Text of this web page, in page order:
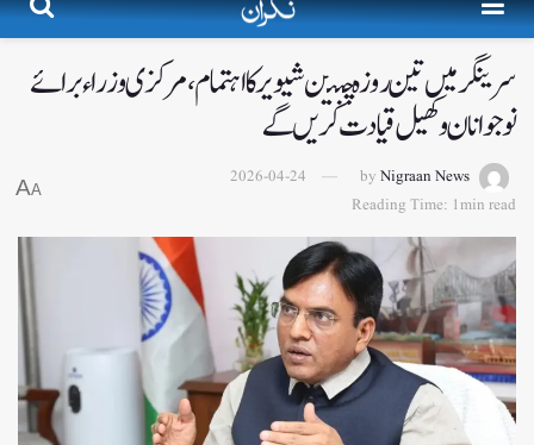
سرینگرمیں تین روزہ چنتن شیویر کا اہتمام،مرکزی وزراء برائے
نوجوانان و کھیل قیادت کریں گے
by Nigraan News
2026-04-24
Reading Time: 1min read
A
A